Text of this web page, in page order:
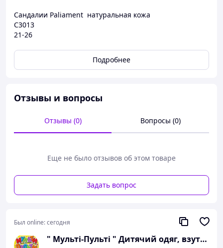
Сандалии Paliament натуральная кожа
C3013
21-26
Подробнее
Отзывы и вопросы
Отзывы (0) Вопросы (0)
Еще не было отзывов об этом товаре
Задать вопрос
Был online:сегодня
" Мульті-Пульті " Дитячий одяг, взуття та іграшки!